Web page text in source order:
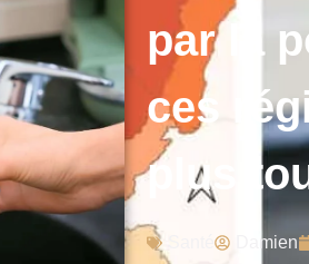
par la
ces
plus
Damien